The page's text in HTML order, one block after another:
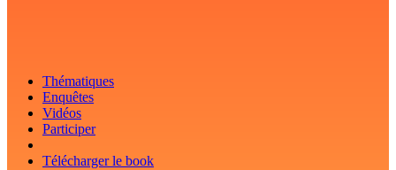
Thématiques
Enquêtes
Vidéos
Participer
Télécharger le book